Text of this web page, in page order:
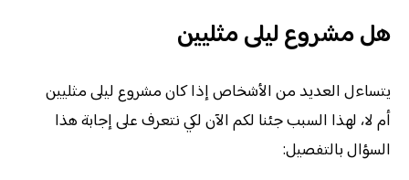
هل مشروع ليلى مثليين
يتساءل العديد من الأشخاص إذا كان مشروع ليلى مثليين
أم لا، لهذا السبب جئنا لكم الآن لكي نتعرف على إجابة هذا
السؤال بالتفصيل: